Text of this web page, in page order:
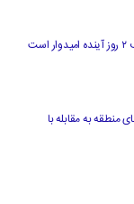
منطقه به مقابله با